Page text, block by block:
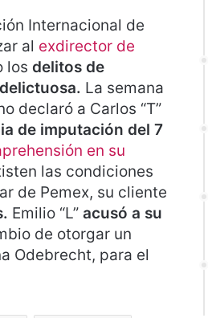
Internacional de
al exdirector de
los delitos de
La semana
declaró a Carlos “T”
de imputación del 7
en su
las condiciones
de Pemex, su cliente
Emilio “L” acusó a su
de otorgar un
Odebrecht, para el